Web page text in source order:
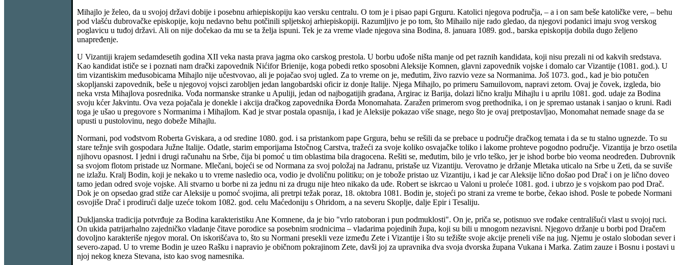
Mihajlo je želeo, da u svojoj državi dobije i posebnu arhiepiskopiju kao versku centralu. O tom je i pisao papi Grguru. Katolici njegova područja, – a i on sam beše katoličke vere, – behu
pod vlašću dubrovačke episkopije, koju nedavno behu potčinili spljetskoj arhiepiskopiji. Razumljivo je po tom, što Mihailo nije rado gledao, da njegovi podanici imaju svog verskog
poglavicu u tuđoj državi. Ali on nije dočekao da mu se ta želja ispuni. Tek je za vreme vlade njegova sina Bodina, 8. januara 1089. god., barska episkopija dobila dugo željeno
unapređenje.
U Vizantiji krajem sedamdesetih godina XII veka nasta prava jagma oko carskog prestola. U borbu uđoše ništa manje od pet raznih kandidata, koji nisu prezali ni od kakvih sredstava.
Kao kandidat ističe se i poznati nam drački zapovednik Nićifor Brienije, koga pobedi retko sposobni Aleksije Komnen, glavni zapovednik vojske i domalo car Vizantije (1081. god.). U
tim vizantiskim međusobicama Mihajlo nije učestvovao, ali je pojačao svoj ugled. Za to vreme on je, međutim, živo razvio veze sa Normanima. Još 1073. god., kad je bio potučen
skopljanski zapovednik, beše u njegovoj vojsci zarobljen jedan langobardski oficir iz donje Italije. Njega Mihajlo, po primeru Samuilovom, napravi zetom. Ovaj je čovek, izgleda, bio
neka vrsta Mihajlova posrednika. Vođa normanske stranke u Apuliji, jedan od najbogatijih građana, Argirac iz Barija, dolazi lično kralju Mihajlu i u aprilu 1081. god. udaje za Bodina
svoju kćer Jakvintu. Ova veza pojačala je donekle i akcija dračkog zapovednika Đorđa Monomahata. Zaražen primerom svog prethodnika, i on je spremao ustanak i sanjao o kruni. Radi
toga je ušao u pregovore s Normanima i Mihajlom. Kad je stvar postala opasnija, i kad je Aleksije pokazao više snage, nego što je ovaj pretpostavljao, Monomahat nemade snage da se
upusti u pustolovinu, nego dobeže Mihajlu.
Normani, pod vođstvom Roberta Gviskara, a od sredine 1080. god. i sa pristankom pape Grgura, behu se rešili da se prebace u područje dračkog temata i da se tu stalno ugnezde. To su
stare težnje svih gospodara Južne Italije. Odatle, starim emporijama Istočnog Carstva, tražeći za svoje koliko osvajačke toliko i lakome prohteve pogodno područje. Vizantija je brzo osetila
njihovu opasnost. I jedni i drugi računahu na Srbe, čija bi pomoć u tim oblastima bila dragocena. Rešiti se, međutim, bilo je vrlo teško, jer je ishod borbe bio veoma neodređen. Dubrovnik
sa svojom flotom pristade uz Normane. Mlečani, bojeći se od Normana za svoj položaj na Jadranu, pristaše uz Vizantiju. Verovatno je držanje Mletaka uticalo na Srbe u Zeti, da se suviše
ne izlažu. Kralj Bodin, koji je nekako u to vreme nasledio oca, vodio je dvoličnu politiku; on je tobože pristao uz Vizantiju, i kad je car Aleksije lično došao pod Drač i on je lično doveo
tamo jedan odred svoje vojske. Ali stvarno u borbe ni za jednu ni za drugu nije hteo nikako da uđe. Robert se iskrcao u Valoni u proleće 1081. god. i ubrzo je s vojskom pao pod Drač.
Dok je on opsedao grad stiže car Aleksije u pomoć svojima, ali pretrpi težak poraz, 18. oktobra 1081. Bodin je, stojeći po strani za vreme te borbe, čekao ishod. Posle te pobede Normani
osvojiše Drač i prodirući dalje uzeće tokom 1082. god. celu Maćedoniju s Ohridom, a na severu Skoplje, dalje Epir i Tesaliju.
Dukljanska tradicija potvrđuje za Bodina karakteristiku Ane Komnene, da je bio "vrlo ratoboran i pun podmuklosti". On je, priča se, potisnuo sve rođake centrališući vlast u svojoj ruci.
On ukida patrijarhalno zajedničko vladanje čitave porodice sa posebnim srodnicima – vladarima pojedinih župa, koji su bili u mnogom nezavisni. Njegovo držanje u borbi pod Dračem
dovoljno karakteriše njegov moral. On iskorišćava to, što su Normani presekli veze između Zete i Vizantije i što su težište svoje akcije preneli više na jug. Njemu je ostalo slobodan sever i
severo-zapad. U to vreme Bodin je uzeo Rašku i napravio je običnom pokrajinom Zete, davši joj za upravnika dva svoja dvorska župana Vukana i Marka. Zatim zauze i Bosnu i postavi u
njoj nekog kneza Stevana, isto kao svog namesnika.